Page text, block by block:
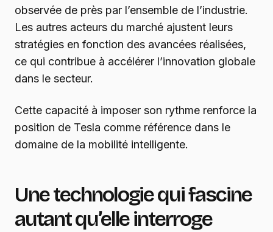
observée de près par l’ensemble de l’industrie.
Les autres acteurs du marché ajustent leurs
stratégies en fonction des avancées réalisées,
ce qui contribue à accélérer l’innovation globale
dans le secteur.
Cette capacité à imposer son rythme renforce la
position de Tesla comme référence dans le
domaine de la mobilité intelligente.
Une technologie qui fascine
autant qu’elle interroge